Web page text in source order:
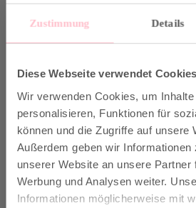
Zustimmung Details
Diese Webseite verwendet Cookies
Wir verwenden Cookies, um
personalisieren, Funktionen für
können und die Zugriffe auf unsere
Außerdem geben wir Informationen
unserer Website an unsere Partner
Werbung und Analysen weiter.
Informationen möglicherweise mit
Naturally sustainable.
sustainable production.
VERSAND & INFO
✓ Versandkostenfrei ab 149€
✓ Klimaneutraler Versand mit DHL /
✓Lieferungund Retoure